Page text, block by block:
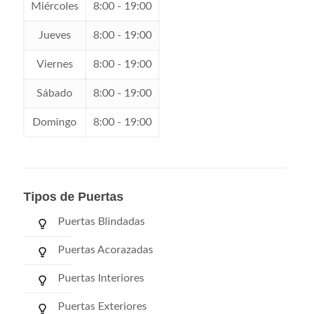
Miércoles 8:00 - 19:00
Jueves 8:00 - 19:00
Viernes 8:00 - 19:00
Sábado 8:00 - 19:00
Domingo 8:00 - 19:00
Tipos de Puertas
Puertas Blindadas
Puertas Acorazadas
Puertas Interiores
Puertas Exteriores